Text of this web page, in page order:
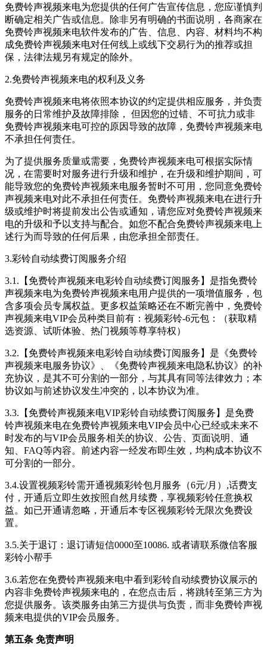
免费铃声视频来电为您提供的任何广告宣传信息，您应谨慎判
断确定相关广告或信息。除非另有明确的书面说明，各商家在
免费铃声视频来电软件发布的广告、信息、内容、材料均不构
成免费铃声视频来电对任何线上或线下交易行为的推荐或担
保，法律法规另有规定的除外。
2.免费铃声视频来电的权利及义务
免费铃声视频来电将依照本协议的约定提供相应服务，并负责
服务的日常维护及故障排除， 但因您的过错、不可抗力或非
免费铃声视频来电可控的原因导致的故障， 免费铃声视频来电
不承担任何责任。
为了提供服务质量或需要， 免费铃声视频来电可根据实际情
况，在需要时对服务进行升级和维护，在升级和维护期间，可
能导致您的免费铃声视频来电服务暂时不可用，您同意免费铃
声视频来电对此不承担任何责任。 免费铃声视频来电在进行升
级或维护时将提前发出公告或通知，请您应对免费铃声视频来
电的升级和予以支持与配合。如您不配合免费铃声视频来电 上
述行为而导致的任何后果，由您承担全部责任。
3.彩铃自动续费订阅服务介绍
3.1.【免费铃声视频来电彩铃自动续费订阅服务】是指免费铃
声视频来电为免费铃声视频来电用户提供的一项增值服务，包
含多项会员专属权益。更多权益策略还在不断完善中，免费铃
声视频来电VIP会员种类目前有：视频彩铃-6元包：（获取精
选资源、试听体验、热门视频等尊享特权）
3.2.【免费铃声视频来电彩铃自动续费订阅服务】是《免费铃
声视频来电服务协议》、《免费铃声视频来电隐私协议》的补
充协议，是其不可分割的一部分，与其具有同等法律效力；本
协议如与前述协议发生冲突的，以本协议为准。
3.3.【免费铃声视频来电VIP彩铃自动续费订阅服务】是免费
铃声视频来电在免费铃声视频来电VIP会员中心已经或未来不
时发布的与VIP会员服务相关的协议、公告、页面说明、通
知、FAQ等内容。前述内容一经发布即生效，均构成本协议不
可分割的一部分。
3.4.设置视频彩铃需开通视频彩铃包月服务（6元/月）,话费支
付，开通后立即生效按照自然月续费，享视频彩铃任意换权
益。如已开通请忽略，开通后本专区视频彩铃无限次免费设
置。
3.5.关于退订：退订请短信0000至10086. 或者请联系微信客服
彩铃小帮手
3.6.若您在免费铃声视频来电中看到彩铃自动续费协议展示的
内容非免费铃声视频来电的，在您点击后，将跳转至第三方为
您提供服务。该类服务由第三方提供与负责，而非免费铃声视
频来电提供的VIP会员服务。
第五条 免责声明